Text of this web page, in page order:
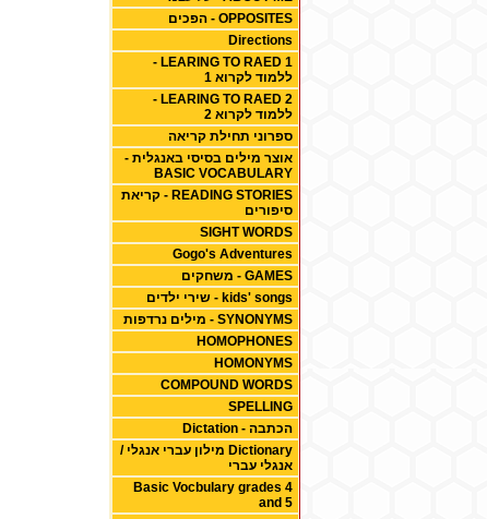
OPPOSITES - הפכים
Directions
1 LEARING TO RAED -
ללמוד לקרוא 1
2 LEARING TO RAED -
ללמוד לקרוא 2
ספרוני תחילת קריאה
אוצר מילים בסיסי באנגלית -
BASIC VOCABULARY
READING STORIES - קריאת
סיפורים
SIGHT WORDS
Gogo's Adventures
GAMES - משחקים
kids' songs - שירי ילדים
SYNONYMS - מילים נרדפות
HOMOPHONES
HOMONYMS
COMPOUND WORDS
SPELLING
הכתבה - Dictation
Dictionary מילון עברי אנגלי /
אנגלי עברי
Basic Vocbulary grades 4
and 5